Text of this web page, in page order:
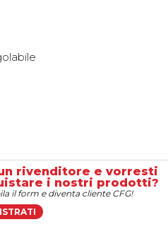
rivenditore e vorresti
i nostri prodotti?
il form e diventa cliente CFG!